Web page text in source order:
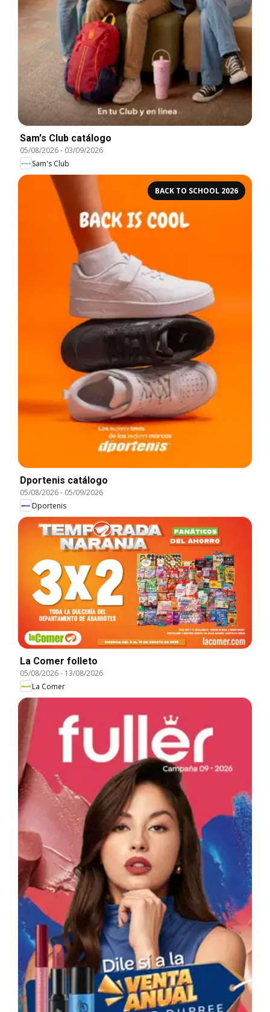
Sam's Club catálogo
05/08/2026- 03/09/2026
Sam's Club
BACK TO SCHOOL 2026
Dportenis catálogo
05/08/2026- 05/09/2026
Dportenis
La Comer folleto
05/08/2026- 13/08/2026
La Comer